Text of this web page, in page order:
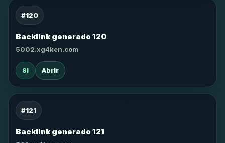
#120
Backlink generado 120
5002.xg4ken.com
SI Abrir
#121
Backlink generado 121